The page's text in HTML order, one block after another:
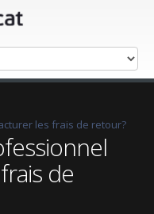
les frais de retour?
de